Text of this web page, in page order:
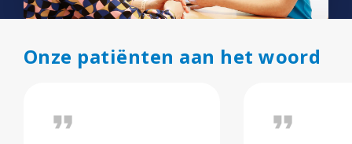
Onze patiënten aan het woord
format_quote format_quote